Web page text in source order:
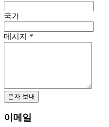
국가
메시지 *
문자 보내
이메일